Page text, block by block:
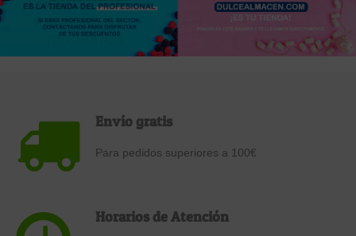
Envío gratis
Para pedidos superiores a 100€
Horarios de Atención